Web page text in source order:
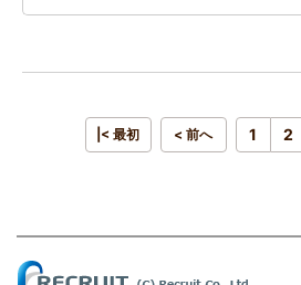
|< 最初 < 前へ 1 2